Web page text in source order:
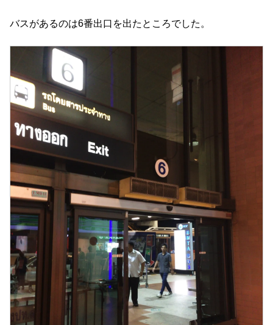
バスがあるのは6番出口を出たところでした。